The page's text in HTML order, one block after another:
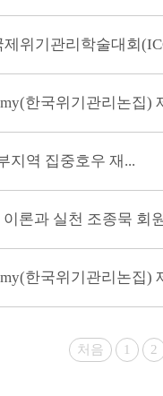
제위기관리학술대회
한국위기관리논집)
지역 집중호우 재...
론과 실천 조종묵 회
한국위기관리논집)
처음 1 2